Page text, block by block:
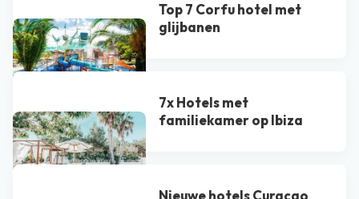
Top 7 Corfu hotel met
glijbanen
7x Hotels met
familiekamer op Ibiza
Nieuwe hotels Curaçao